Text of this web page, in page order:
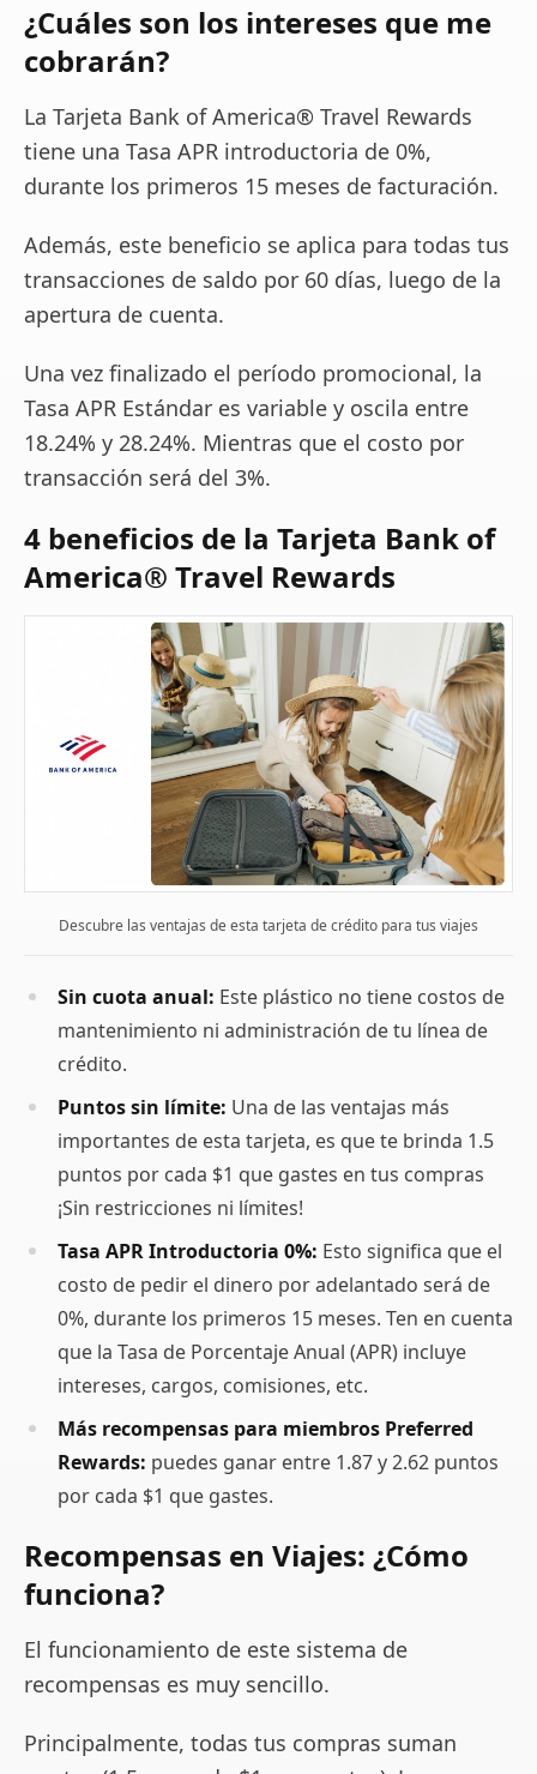
¿Cuáles son los intereses que me
cobrarán?
La Tarjeta Bank of America® Travel Rewards
tiene una Tasa APR introductoria de 0%,
durante los primeros 15 meses de facturación.
Además, este beneficio se aplica para todas tus
transacciones de saldo por 60 días, luego de la
apertura de cuenta.
Una vez finalizado el período promocional, la
Tasa APR Estándar es variable y oscila entre
18.24% y 28.24%. Mientras que el costo por
transacción será del 3%.
4 beneficios de la Tarjeta Bank of
America® Travel Rewards
Descubre las ventajas de esta tarjeta de crédito para tus viajes
Sin cuota anual: Este plástico no tiene costos de
mantenimiento ni administración de tu línea de
crédito.
Puntos sin límite: Una de las ventajas más
importantes de esta tarjeta, es que te brinda 1.5
puntos por cada $1 que gastes en tus compras
¡Sin restricciones ni límites!
Tasa APR Introductoria 0%: Esto significa que el
costo de pedir el dinero por adelantado será de
0%, durante los primeros 15 meses. Ten en cuenta
que la Tasa de Porcentaje Anual (APR) incluye
intereses, cargos, comisiones, etc.
Más recompensas para miembros Preferred
Rewards: puedes ganar entre 1.87 y 2.62 puntos
por cada $1 que gastes.
Recompensas en Viajes: ¿Cómo
funciona?
El funcionamiento de este sistema de
recompensas es muy sencillo.
Principalmente, todas tus compras suman